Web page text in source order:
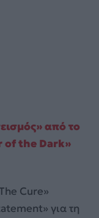
από το
of the Dark»
Cure»
για τη